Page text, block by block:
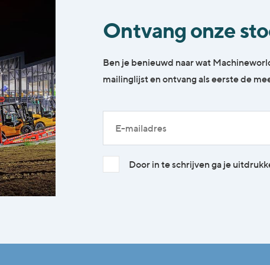
Ontvang onze
Ben je benieuwd naar wat
mailinglijst en ontvang als eerste de
Door in te schrijven ga je